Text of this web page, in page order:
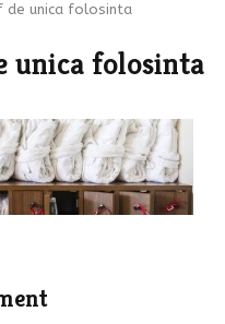
de unica folosinta
unica folosinta